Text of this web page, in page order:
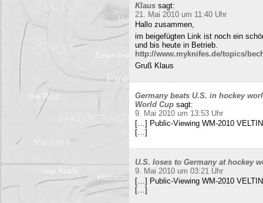
Klaus sagt:
21. Mai 2010 um 11:40 Uhr
Hallo zusammen,
im beigefügten Link ist noch ein
und bis heute in Betrieb.
http://www.myknifes.de/topics/
Gruß Klaus
Germany beats U.S. in hockey
World Cup sagt:
9. Mai 2010 um 13:53 Uhr
[…] Public-Viewing WM-2010
[…]
U.S. loses to Germany at hockey
9. Mai 2010 um 03:21 Uhr
[…] Public-Viewing WM-2010
[…]